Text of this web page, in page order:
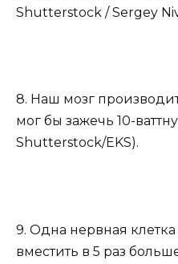
Shutterstock / Sergey
8. Наш мозг
мог бы зажечь 10-
Shutterstock/EKS).
9. Одна нервная
вместить в 5 раз